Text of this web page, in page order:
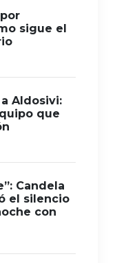
sigue el
Aldosivi:
que
Candela
el silencio
con